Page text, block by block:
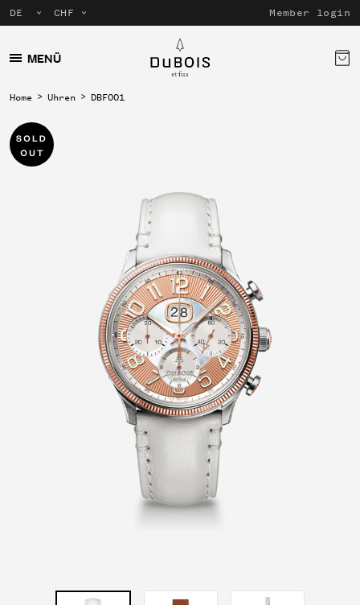
Member login
MENÜ
Home Uhren DBF001